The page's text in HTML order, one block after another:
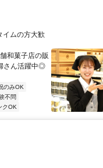
ムの方大歓
菓子店の販
さん活躍中◎
のみOK
不問
クOK